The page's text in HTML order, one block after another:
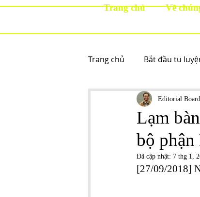
Trang chủ Về
Trang chủ Bắt đầu tu
Lạm
bộ
Editorial Board
Đã cập nhật: 7 thg 1,
[27/09/2018]